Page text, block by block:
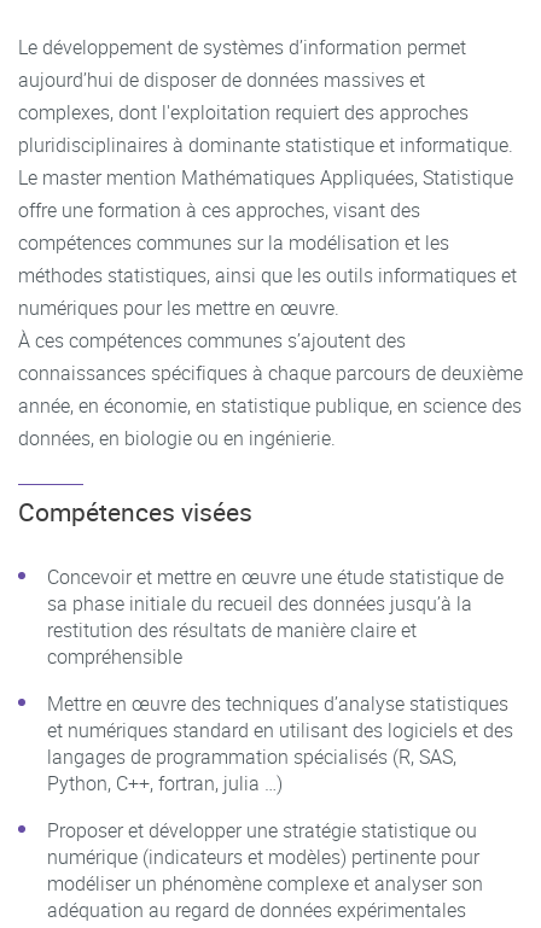
Le développement de systèmes d’information permet
aujourd’hui de disposer de données massives et
complexes, dont l'exploitation requiert des approches
pluridisciplinaires à dominante statistique et informatique.
Le master mention Mathématiques Appliquées, Statistique
offre une formation à ces approches, visant des
compétences communes sur la modélisation et les
méthodes statistiques, ainsi que les outils informatiques et
numériques pour les mettre en œuvre.
À ces compétences communes s’ajoutent des
connaissances spécifiques à chaque parcours de deuxième
année, en économie, en statistique publique, en science des
données, en biologie ou en ingénierie.
Compétences visées
Concevoir et mettre en œuvre une étude statistique de
sa phase initiale du recueil des données jusqu’à la
restitution des résultats de manière claire et
compréhensible
Mettre en œuvre des techniques d’analyse statistiques
et numériques standard en utilisant des logiciels et des
langages de programmation spécialisés (R, SAS,
Python, C++, fortran, julia …)
Proposer et développer une stratégie statistique ou
numérique (indicateurs et modèles) pertinente pour
modéliser un phénomène complexe et analyser son
adéquation au regard de données expérimentales